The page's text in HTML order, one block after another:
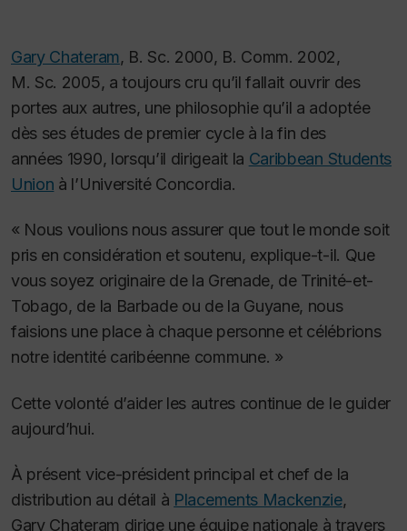
Gary Chateram, B. Sc. 2000, B. Comm. 2002,
M. Sc. 2005, a toujours cru qu’il fallait ouvrir des
portes aux autres, une philosophie qu’il a adoptée
dès ses études de premier cycle à la fin des
années 1990, lorsqu’il dirigeait la Caribbean Students
Union à l’Université Concordia.
« Nous voulions nous assurer que tout le monde soit
pris en considération et soutenu, explique-t-il. Que
vous soyez originaire de la Grenade, de Trinité-et-
Tobago, de la Barbade ou de la Guyane, nous
faisions une place à chaque personne et célébrions
notre identité caribéenne commune. »
Cette volonté d’aider les autres continue de le guider
aujourd’hui.
À présent vice-président principal et chef de la
distribution au détail à Placements Mackenzie,
Gary Chateram dirige une équipe nationale à travers